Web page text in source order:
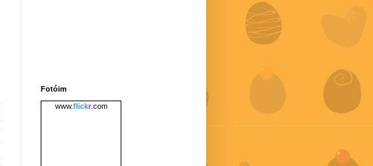
Fotóim
www.flickr.com